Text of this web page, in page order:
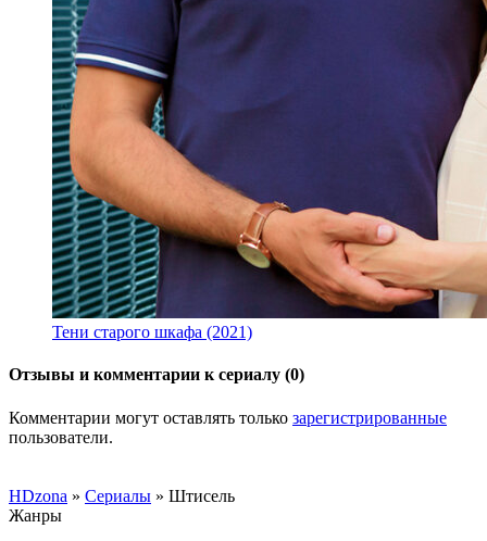
Тени старого шкафа (2021)
Отзывы и комментарии к сериалу (0)
Комментарии могут оставлять только зарегистрированные
пользователи.
HDzona » Сериалы » Штисель
Жанры